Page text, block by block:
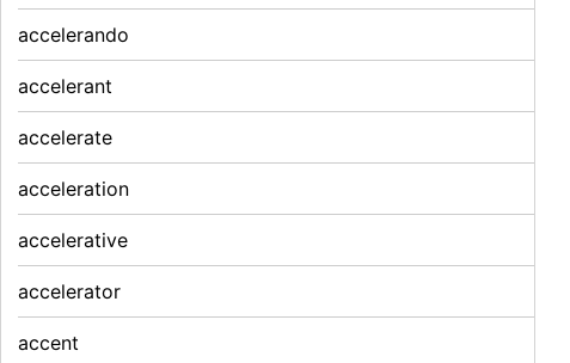
accelerando
accelerant
accelerate
acceleration
accelerative
accelerator
accent